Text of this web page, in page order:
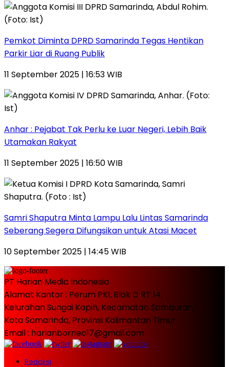
Pemkot Diminta DPRD Samarinda Tegas Hentikan
Parkir Liar di Ruang Publik
11 September 2025 | 16:53 WIB
Anhar : Pejabat Tak Perlu ke Luar Negeri, Lebih Baik
Utamakan Rakyat
11 September 2025 | 16:50 WIB
Samri Shaputra Minta Lampu Lalu Lintas Samarinda
Seberang Segera Difungsikan untuk Atasi Macet
10 September 2025 | 14:45 WIB
PT Harian Media Indonesia
Alamat Kantor : Perum PKL Blok D RT 14,
Kelurahan Sungai Kapih, Kecamatan Sambutan,
Kota Samarinda, Provinsi Kalimantan Timur
Email : harianborneo17@gmail.com
Redaksi